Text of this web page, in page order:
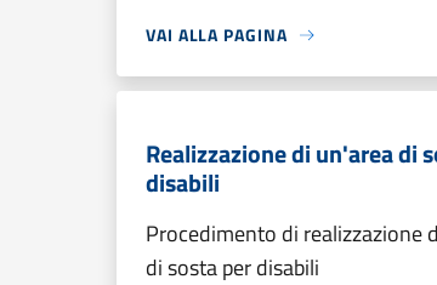
VAI ALLA PAGINA
Realizzazione di un'area di
disabili
Procedimento di realizzazione
di sosta per disabili